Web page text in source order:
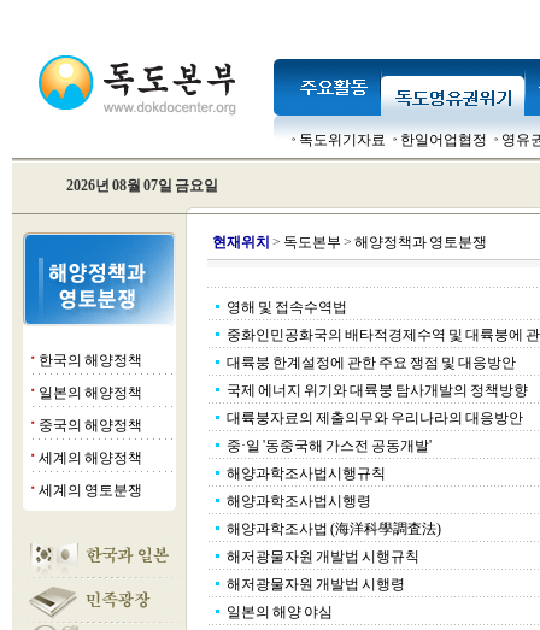
독도위기자료 한일어업협정 영유
2026년 08월 07일 금요일
■ 한국의 해양정책
■ 일본의 해양정책
■ 중국의 해양정책
■ 세계의 해양정책
■ 세계의 영토분쟁
현재위치 > 독도본부 > 해양정책과 영토분쟁
영해 및 접속수역법
중화인민공화국의 배타적경제수역 및 대륙붕에
대륙붕 한계설정에 관한 주요 쟁점 및 대응방안
국제 에너지 위기와 대륙붕 탐사개발의 정책방향
대륙붕자료의 제출의무와 우리나라의 대응방안
중·일 '동중국해 가스전 공동개발'
해양과학조사법시행규칙
해양과학조사법시행령
해양과학조사법 (海洋科學調査法)
해저광물자원 개발법 시행규칙
해저광물자원 개발법 시행령
일본의 해양 야심